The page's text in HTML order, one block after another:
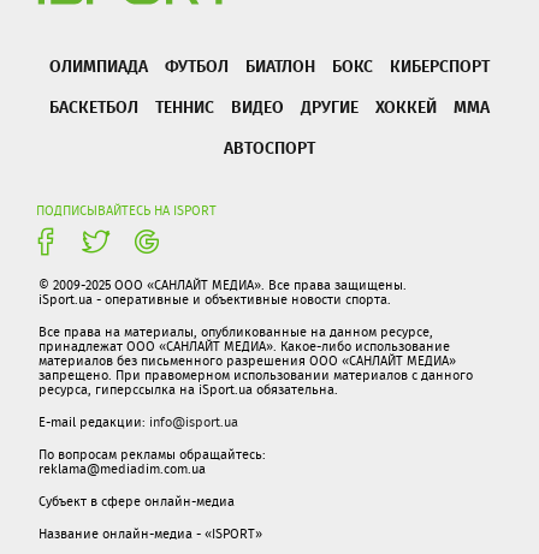
ОЛИМПИАДА ФУТБОЛ БИАТЛОН БОКС
КИБЕРСПОРТ
БАСКЕТБОЛ
ТЕННИС ВИДЕО ДРУГИЕ ХОККЕЙ
ММА
АВТОСПОРТ
ПОДПИСЫВАЙТЕСЬ НА ISPORT
© 2009-2025 ООО «САНЛАЙТ МЕДИА». Все права защищены.
iSport.ua - оперативные и объективные новости спорта.
Все права на материалы, опубликованные на данном ресурсе,
принадлежат ООО «САНЛАЙТ МЕДИА». Какое-либо использование
материалов без письменного разрешения ООО «САНЛАЙТ МЕДИА»
запрещено. При правомерном использовании материалов с данного
ресурса, гиперссылка на iSport.ua обязательна.
E-mail редакции: info@isport.ua
По вопросам рекламы обращайтесь:
reklama@mediadim.com.ua
Субъект в сфере онлайн-медиа
Название онлайн-медиа - «ISPORT»